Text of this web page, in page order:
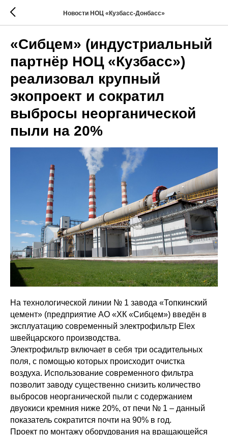
Новости НОЦ «Кузбасс-Донбасс»
«Сибцем» (индустриальный
партнёр НОЦ «Кузбасс»)
реализовал крупный
экопроект и сократил
выбросы неорганической
пыли на 20%
На технологической линии № 1 завода «Топкинский
цемент» (предприятие АО «ХК «Сибцем») введён в
эксплуатацию современный электрофильтр Elex
швейцарского производства.
Электрофильтр включает в себя три осадительных
поля, с помощью которых происходит очистка
воздуха. Использование современного фильтра
позволит заводу существенно снизить количество
выбросов неорганической пыли с содержанием
двуокиси кремния ниже 20%, от печи № 1 – данный
показатель сократится почти на 90% в год.
Проект по монтажу оборудования на вращающейся